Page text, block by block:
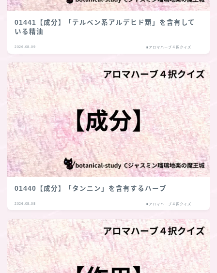
01441【成分】「テルペン系アルデヒド類」を含有して
いる精油
2026.08.09 ■アロマハーブ４択クイズ
01440【成分】「タンニン」を含有するハーブ
2026.08.08 ■アロマハーブ４択クイズ